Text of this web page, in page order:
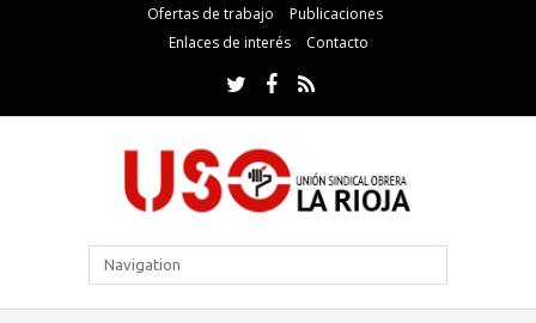
Ofertas de trabajo
Publicaciones
Enlaces de interés
Contacto